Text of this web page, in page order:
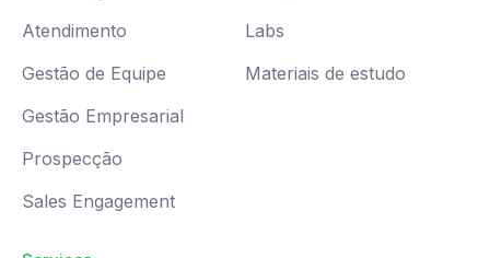
Atendimento
Gestão de Equipe
Gestão Empresarial
Prospecção
Sales Engagement
Labs
Materiais de estudo